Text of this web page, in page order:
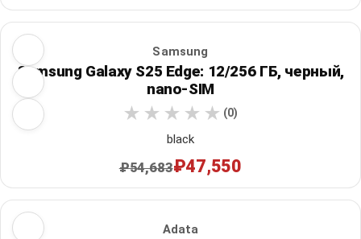
Samsung
Samsung Galaxy S25 Edge: 12/256 ГБ, черный,
nano-SIM
(0)
black
₽54,683₽47,550
Adata